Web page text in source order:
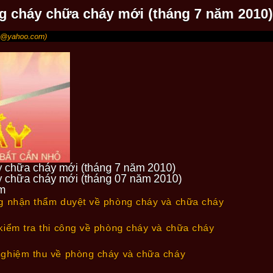
cháy chữa cháy mới (tháng 7 năm 2010)
)
chữa cháy mới (tháng 7 năm 2010)
chữa cháy mới (tháng 07 năm 2010)
nhận thẩm duyệt về phòng cháy và chữa cháy
tra thi công về phòng cháy và chữa cháy
thu về phòng cháy và chữa cháy